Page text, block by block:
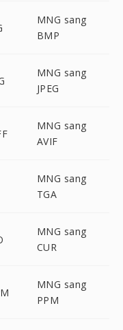
MNG sang
BMP
MNG sang
JPEG
MNG sang
AVIF
MNG sang
TGA
MNG sang
CUR
MNG sang
PPM